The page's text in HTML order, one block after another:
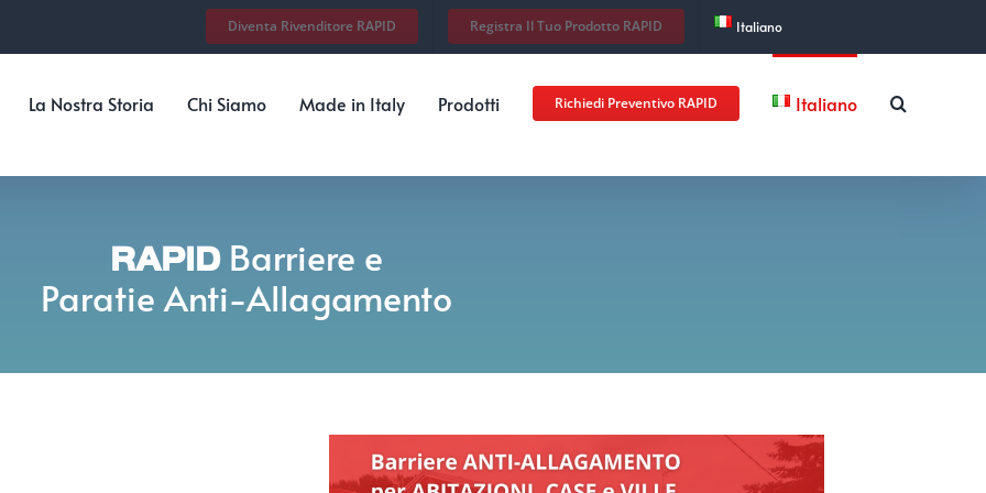
Diventa Rivenditore RAPID Registra Il Tuo Prodotto RAPID Italiano
La Nostra Storia Chi Siamo Made in Italy Prodotti Richiedi Preventivo RAPID Italiano
RAPID Barriere e
Paratie Anti-Allagamento